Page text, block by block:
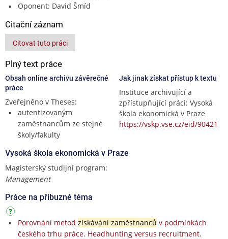
Oponent: David Šmíd
Citační záznam
Citovat tuto práci
Plný text práce
Obsah online archivu závěrečné
práce
Zveřejněno v Theses:
autentizovaným
zaměstnancům ze stejné
školy/fakulty
Jak jinak získat přístup k textu
Instituce archivující a
zpřístupňující práci: Vysoká
škola ekonomická v Praze
https://vskp.vse.cz/eid/90421
Vysoká škola ekonomická v Praze
Magisterský studijní program:
Management
Práce na příbuzné téma
Porovnání metod získávání zaměstnanců v podmínkách
českého trhu práce. Headhunting versus recruitment.